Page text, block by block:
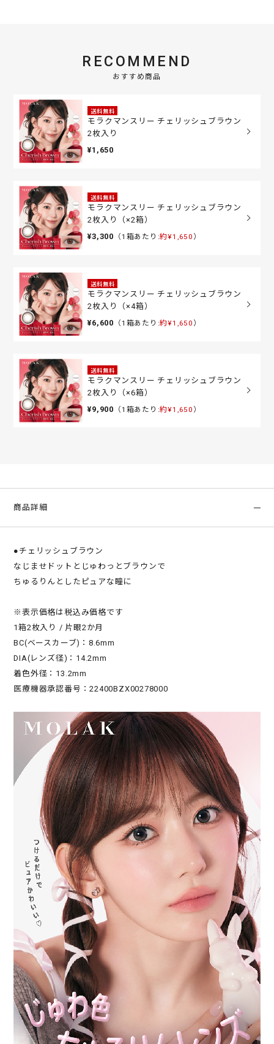
RECOMMEND
おすすめ商品
送料無料
モラクマンスリー チェリッシュブラウン
2枚入り
¥1,650
送料無料
モラクマンスリー チェリッシュブラウン
2枚入り（×2箱）
¥3,300 （1箱あたり:約¥1,650 ）
送料無料
モラクマンスリー チェリッシュブラウン
2枚入り（×4箱）
¥6,600 （1箱あたり:約¥1,650 ）
送料無料
モラクマンスリー チェリッシュブラウン
2枚入り（×6箱）
¥9,900 （1箱あたり:約¥1,650 ）
商品詳細
●チェリッシュブラウン
なじませドットとじゅわっとブラウンで
ちゅるりんとしたピュアな瞳に
※表示価格は税込み価格です
1箱2枚入り / 片眼2か月
BC(ベースカーブ)：8.6mm
DIA(レンズ径)：14.2mm
着色外径：13.2mm
医療機器承認番号：22400BZX00278000